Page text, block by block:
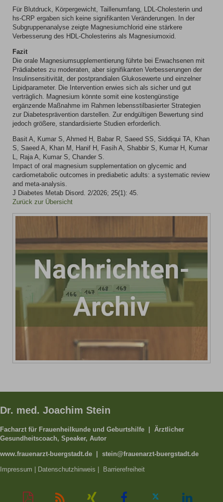
Für Blutdruck, Körpergewicht, Taillenumfang, LDL-Cholesterin und
hs-CRP ergaben sich keine signifikanten Veränderungen. In der
Subgruppenanalyse zeigte Magnesiumchlorid eine stärkere
Verbesserung des HDL-Cholesterins als Magnesiumoxid.
Fazit
Die orale Magnesiumsupplementierung führte bei Erwachsenen mit
Prädiabetes zu moderaten, aber signifikanten Verbesserungen der
Insulinsensitivität, der postprandialen Glukosewerte und einzelner
Lipidparameter. Die Intervention erwies sich als sicher und gut
verträglich. Magnesium könnte somit eine kostengünstige
ergänzende Maßnahme im Rahmen lebensstilbasierter Strategien
zur Diabetesprävention darstellen. Zur endgültigen Bewertung sind
jedoch größere, standardisierte Studien erforderlich.
Basit A, Kumar S, Ahmed H, Babar R, Saeed SS, Siddiqui TA, Khan
S, Saeed A, Khan M, Hanif H, Fasih A, Shabbir S, Kumar H, Kumar
L, Raja A, Kumar S, Chander S.
Impact of oral magnesium supplementation on glycemic and
cardiometabolic outcomes in prediabetic adults: a systematic review
and meta-analysis.
J Diabetes Metab Disord. 2/2026; 25(1): 45.
Zurück zur Übersicht
Dr. med. Joachim Stein
Facharzt für Frauenheilkunde und Geburtshilfe | Ärztlicher
Gesundheitscoach, Speaker, Autor
www.frauenarzt-buergstadt.de | stein@frauenarzt-buergstadt.de
Impressum Datenschutzhinweis Barrierefreiheit